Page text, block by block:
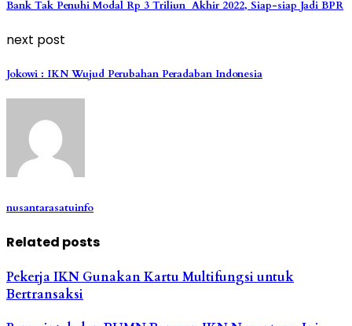
Bank Tak Penuhi Modal Rp 3 Triliun Akhir 2022, Siap-siap Jadi BPR
next post
Jokowi : IKN Wujud Perubahan Peradaban Indonesia
nusantarasatuinfo
Related posts
Pekerja IKN Gunakan Kartu Multifungsi untuk
Bertransaksi